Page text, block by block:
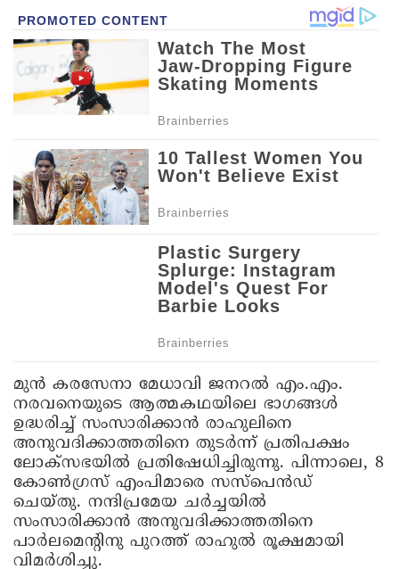
മുൻ കരസേനാ മേധാവി ജനറൽ എം.എം.
നരവനെയുടെ ആത്മകഥയിലെ ഭാഗങ്ങൾ
ഉദ്ധരിച്ച് സംസാരിക്കാൻ രാഹുലിനെ
അനുവദിക്കാത്തതിനെ തുടർന്ന് പ്രതിപക്ഷം
ലോക്സഭയിൽ പ്രതിഷേധിച്ചിരുന്നു. പിന്നാലെ, 8
കോൺഗ്രസ് എംപിമാരെ സസ്പെൻഡ്
ചെയ്തു. നന്ദിപ്രമേയ ചർച്ചയിൽ
സംസാരിക്കാൻ അനുവദിക്കാത്തതിനെ
പാർലമെന്റിനു പുറത്ത് രാഹുൽ രൂക്ഷമായി
വിമർശിച്ചു.